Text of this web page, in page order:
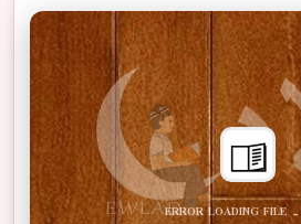
ERROR LOADING FILE -